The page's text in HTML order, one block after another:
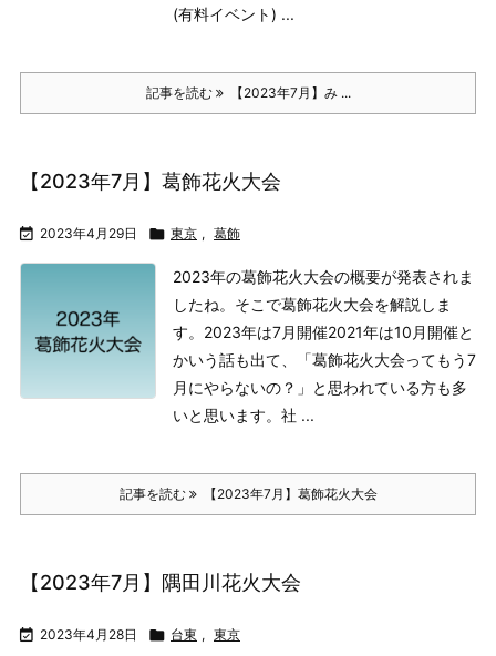
(有料イベント) ...
記事を読む 【2023年7月】み ...
【2023年7月】葛飾花火大会
 2023年4月29日  東京 , 葛飾
2023年の葛飾花火大会の概要が発表されま
したね。そこで葛飾花火大会を解説しま
す。 2023年は7月開催2021年は10月開催と
かいう話も出て、「葛飾花火大会ってもう7
月にやらないの？」と思われている方も多
いと思います。社 ...
記事を読む 【2023年7月】葛飾花火大会
【2023年7月】隅田川花火大会
 2023年4月28日  台東 , 東京